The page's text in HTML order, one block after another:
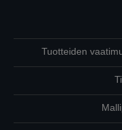
Tuotteiden